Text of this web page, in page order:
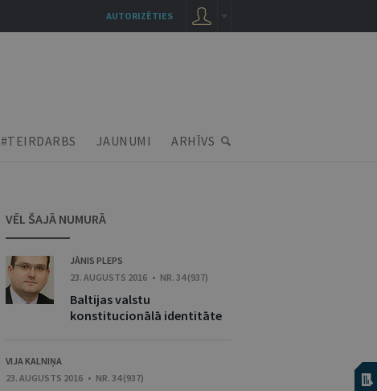
#TEIRDARBS JAUNUMI ARHĪVS
VĒL ŠAJĀ NUMURĀ
JĀNIS PLEPS
23. AUGUSTS 2016 • NR. 34 (937)
Baltijas valstu
konstitucionālā identitāte
VIJA KALNIŅA
23. AUGUSTS 2016 • NR. 34 (937)
AUTORIZĒTIES